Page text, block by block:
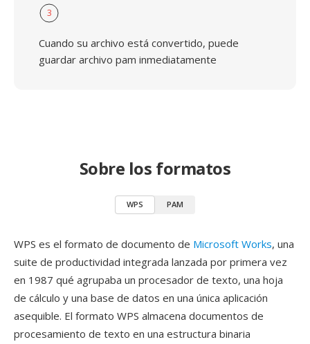
3
Cuando su archivo está convertido, puede
guardar archivo pam inmediatamente
Sobre los formatos
WPS PAM
WPS es el formato de documento de Microsoft Works, una
suite de productividad integrada lanzada por primera vez
en 1987 qué agrupaba un procesador de texto, una hoja
de cálculo y una base de datos en una única aplicación
asequible. El formato WPS almacena documentos de
procesamiento de texto en una estructura binaria